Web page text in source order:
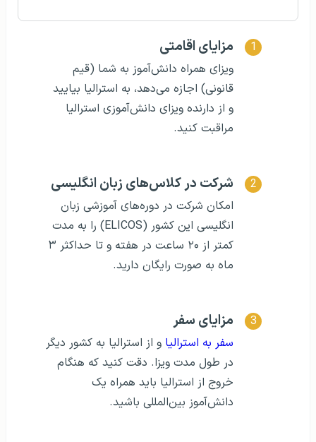
مزایای اقامتی
ویزای همراه دانش‌آموز به شما (قیم
قانونی) اجازه می‌دهد، به استرالیا بیایید
و از دارنده ویزای دانش‌آموزی استرالیا
مراقبت کنید.
شرکت در کلاس‌های زبان انگلیسی
امکان شرکت در دوره‌های آموزشی زبان
انگلیسی این کشور (ELICOS) را به مدت
کمتر از ۲۰ ساعت در هفته و تا حداکثر ۳
ماه به صورت رایگان دارید.
مزایای سفر
سفر به استرالیا و از استرالیا به کشور دیگر
در طول مدت ویزا. دقت کنید که هنگام
خروج از استرالیا باید همراه یک
دانش‌آموز بین‌المللی باشید.